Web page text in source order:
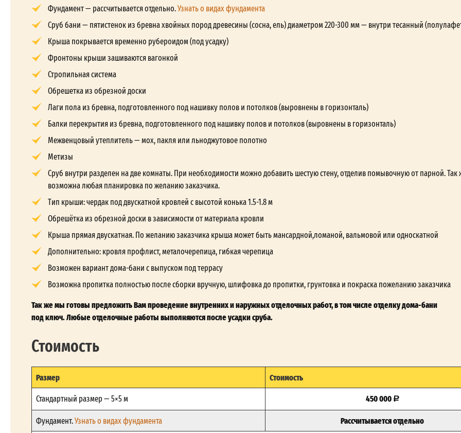
Фундамент — рассчитывается отдельно.Узнать о видах фундамента
Сруб бани — пятистенок из бревна хвойных пород древесины (сосна, ель) диаметром 220-300 мм — внутри тесанный
Крыша покрывается временно рубероидом (под усадку)
Фронтоны крыши зашиваются вагонкой
Стропильная система
Обрешетка из обрезной доски
Лаги пола из бревна, подготовленного под нашивку полов и потолков (выровнены в горизонталь)
Балки перекрытия из бревна, подготовленного под нашивку полов и потолков (выровнены в горизонталь)
Межвенцовый утеплитель — мох, пакля или льноджутовое полотно
Метизы
Сруб внутри разделен на две комнаты. При необходимости можно добавить шестую стену, отделив помывочную от парной. Так
возможна любая планировка по желанию заказчика.
Тип крыши: чердак под двускатной кровлей с высотой конька 1.5-1.8 м
Обрешётка из обрезной доски в зависимости от материала кровли
Крыша прямая двускатная. По желанию заказчика крыша может быть мансардной,ломаной, вальмовой или односкатной
Дополнительно: кровля профлист, металочерепица, гибкая черепица
Возможен вариант дома-бани с выпуском под террасу
Возможна пропитка полностью после сборки вручную, шлифовка до пропитки, грунтовка и покраска пожеланию заказчика
Так же мы готовы предложить Вам проведение внутренних и наружных отделочных работ, в том числе отделку дома-бани
под ключ. Любые отделочные работы выполняются после усадки сруба.
Стоимость
Размер Стоимость
Стандартный размер — 5×5 м 450 000
Фундамент.Узнать о видах фундамента Рассчитывается отдельно